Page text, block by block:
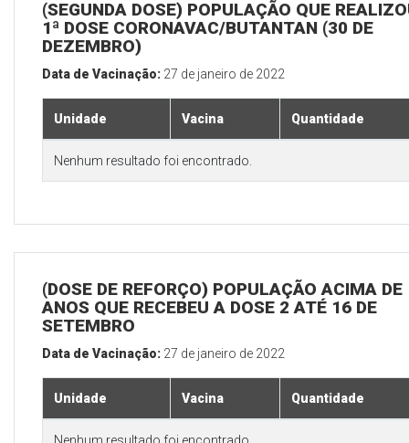
(SEGUNDA DOSE) POPULAÇÃO QUE
1ª DOSE CORONAVAC/BUTANTAN (30 DE
DEZEMBRO)
Data de Vacinação: 27 de janeiro de 2022
Unidade Vacina Quantidade
Nenhum resultado foi encontrado.
(DOSE DE REFORÇO) POPULAÇÃO ACIMA DE
ANOS QUE RECEBEU A DOSE 2 ATÉ 16 DE
SETEMBRO
Data de Vacinação: 27 de janeiro de 2022
Unidade Vacina Quantidade